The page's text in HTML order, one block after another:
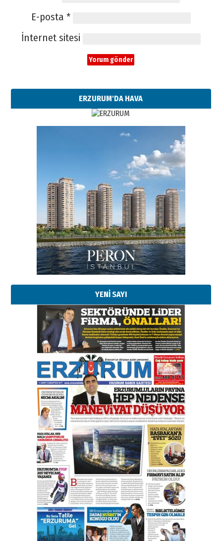
E-posta *
İnternet sitesi
ERZURUM'DA HAVA
YENİ SAYI
Esat BİNDESEN
Başkan Sekmen’den Erzurum’a
bir vizyon proje daha!
02 Ağustos 2026 Pazar
Kadir SABUNCUOĞLU
Erzurumspor’un köşe taşları
29 Haziran 2026 Pazartesi
Kenan GÜLERCİ
Murat Şahsuvaroğlu ERKON’da
çıtayı yukarı taşırken,
yönetimdekiler aşağı
çekmemeli!
17 Şubat 2026 SalıOrhan BOZKURT